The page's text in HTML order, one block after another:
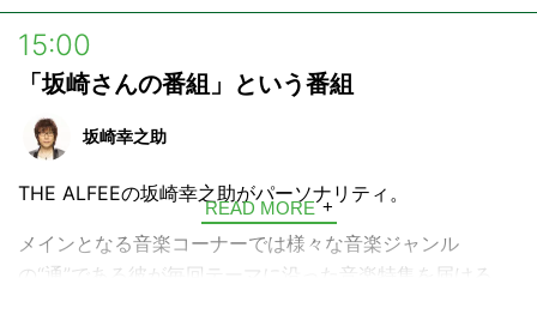
わるゲストをお迎えすることも。
大好物は音楽、海、家族、友達、そしてリスナーのあなた
からのメッセージ。George&麻耶と一緒に LAZYな休日を
お楽しみ下さい♪
OA 毎月第2日曜13:35-
"指先から花、咲う" 日本製ネイルブランド Causette.Joli
とともに、いまを輝く人々をゲストに迎え、自分流のライ
15:00
「坂崎さんの番組」という番組
坂崎幸之助
THE ALFEEの坂崎幸之助がパーソナリティ。
メインとなる音楽コーナーでは様々な音楽ジャンル
の“通”である彼が毎回テーマに沿った音楽特集を届ける。
READ MORE